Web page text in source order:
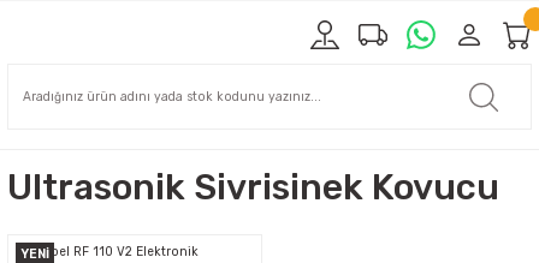
Ultrasonik Sivrisinek Kovucu
YENİ